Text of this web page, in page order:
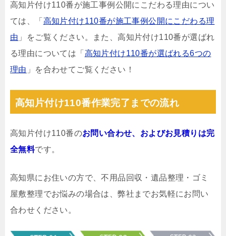
高知片付け110番が施工事例公開にこだわる理由につい
ては、「 高知片付け110番が施工事例公開にこだわる理
由 」をご覧ください。また、高知片付け110番が選ばれ
る理由については「 高知片付け110番が選ばれる6つの
理由 」を合わせてご覧ください！
高知片付け110番作業完了までの流れ
高知片付け110番のお問い合わせ、およびお見積りは完
全無料です。
高知県にお住いの方で、不用品回収・遺品整理・ゴミ
屋敷整理でお悩みの場合は、弊社までお気軽にお問い
合わせください。